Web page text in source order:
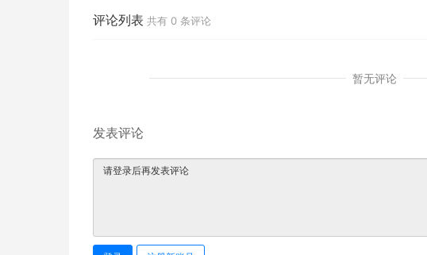
评论列表 共有 0 条评论
暂无评论
发表评论